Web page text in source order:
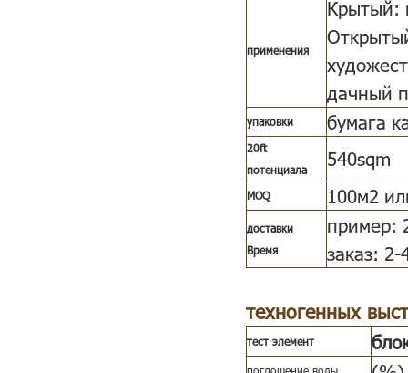
применения
Крытый:
дачный
упаковки бумага
20ft
потенциала
540sqm
MOQ 100м2
доставки
Время
пример:
заказ:
техногенных
тест элемент
поглощение воды